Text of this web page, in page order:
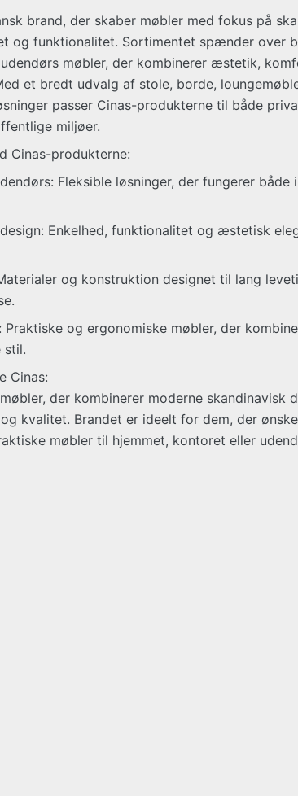
brand, der skaber møbler med fokus på
og funktionalitet. Sortimentet spænder over
møbler, der kombinerer æstetik,
et bredt udvalg af stole, borde,
passer Cinas-produkterne til både
miljøer.
Cinas-produkterne:
Fleksible løsninger, der fungerer både
Enkelhed, funktionalitet og æstetisk
og konstruktion designet til lang
Praktiske og ergonomiske møbler, der
stil.
Cinas:
der kombinerer moderne skandinavisk
kvalitet. Brandet er ideelt for dem, der
møbler til hjemmet, kontoret eller